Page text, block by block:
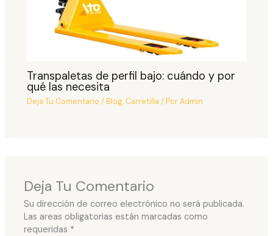
Transpaletas de perfil bajo: cuándo y por
qué las necesita
Deja Tu Comentario /Blog, Carretilla / PorAdmin
Deja Tu Comentario
Su dirección de correo electrónico no será publicada.
Las areas obligatorias están marcadas como
requeridas *